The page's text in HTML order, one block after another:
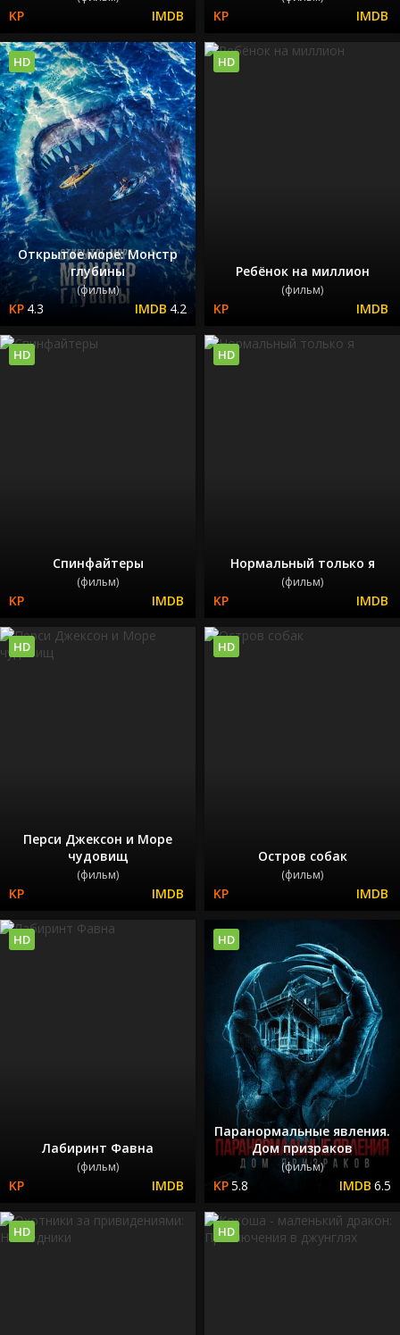
Открытое море: Монстр
глубины
(фильм)
4.3 4.2
HD
Ребёнок на миллион
(фильм)
HD
Спинфайтеры
(фильм)
HD
Нормальный только я
(фильм)
HD
Перси Джексон и Море
чудовищ
(фильм)
HD
Остров собак
(фильм)
HD
Лабиринт Фавна
(фильм)
HD
Паранормальные явления.
Дом призраков
(фильм)
5.8 6.5
HD
HD HD